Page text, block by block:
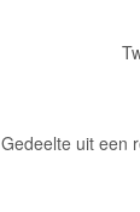
Gedeelte uit een